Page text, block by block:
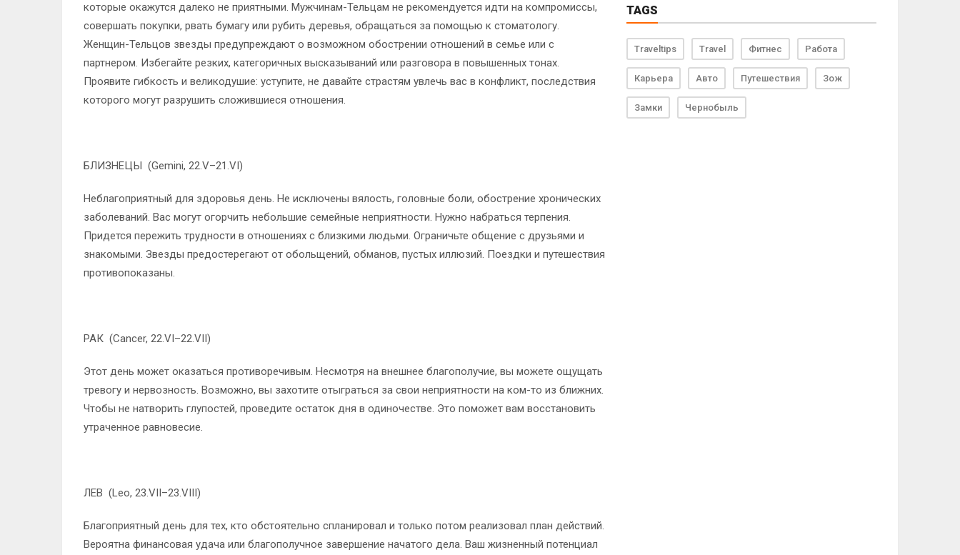
которые окажутся далеко не приятными. Мужчинам-Тельцам не рекомендуется идти на компромиссы,
совершать покупки, рвать бумагу или рубить деревья, обращаться за помощью к стоматологу.
Женщин-Тельцов звезды предупреждают о возможном обострении отношений в семье или с
партнером. Избегайте резких, категоричных высказываний или разговора в повышенных тонах.
Проявите гибкость и великодушие: уступите, не давайте страстям увлечь вас в конфликт, последствия
которого могут разрушить сложившиеся отношения.
БЛИЗНЕЦЫ (Gemini, 22.V–21.VI)
Неблагоприятный для здоровья день. Не исключены вялость, головные боли, обострение хронических
заболеваний. Вас могут огорчить небольшие семейные неприятности. Нужно набраться терпения.
Придется пережить трудности в отношениях с близкими людьми. Ограничьте общение с друзьями и
знакомыми. Звезды предостерегают от обольщений, обманов, пустых иллюзий. Поездки и путешествия
противопоказаны.
РАК (Cancer, 22.VI–22.VII)
Этот день может оказаться противоречивым. Несмотря на внешнее благополучие, вы можете ощущать
тревогу и нервозность. Возможно, вы захотите отыграться за свои неприятности на ком-то из ближних.
Чтобы не натворить глупостей, проведите остаток дня в одиночестве. Это поможет вам восстановить
утраченное равновесие.
ЛЕВ (Leo, 23.VII–23.VIII)
Благоприятный день для тех, кто обстоятельно спланировал и только потом реализовал план действий.
Вероятна финансовая удача или благополучное завершение начатого дела. Ваш жизненный потенциал
TAGS
Traveltips Travel Фитнес Работа
Карьера Авто Путешествия Зож
Замки Чернобыль